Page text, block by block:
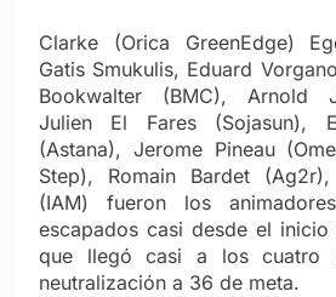
Clarke (Orica GreenEdge)
Gatis Smukulis, Eduard
Bookwalter (BMC), Arnold
Julien El Fares (Sojasun),
(Astana), Jerome Pineau
Step), Romain Bardet
(IAM) fueron los
escapados casi desde el
que llegó casi a los cuatro
neutralización a 36 de meta.